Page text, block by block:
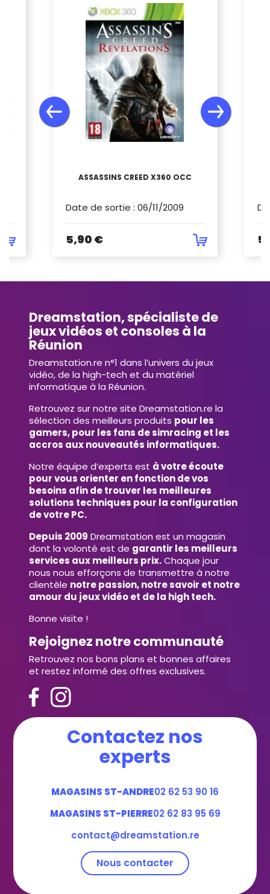
ASSASSINS CREED X360 OCC
Date de sortie : 06/11/2009
5,90 €
Dreamstation, spécialiste de
jeux vidéos et consoles à la
Réunion
Dreamstation.re n°1 dans l’univers du jeux
vidéo, de la high-tech et du matériel
informatique à la Réunion.
Retrouvez sur notre site Dreamstation.re la
sélection des meilleurs produits pour les
gamers, pour les fans de simracing et les
accros aux nouveautés informatiques.
Notre équipe d’experts est à votre écoute
pour vous orienter en fonction de vos
besoins afin de trouver les meilleures
solutions techniques pour la configuration
de votre PC.
Depuis 2009 Dreamstation est un magasin
dont la volonté est de garantir les meilleurs
services aux meilleurs prix.Chaque jour
nous nous efforçons de transmettre à notre
clientèle notre passion, notre savoir et notre
amour du jeux vidéo et de la high tech.
Bonne visite !
Rejoignez notre communauté
Retrouvez nos bons plans et bonnes affaires
et restez informé des offres exclusives.
Contactez nos
experts
MAGASINS ST-ANDRE02 62 53 90 16
MAGASINS ST-PIERRE02 62 83 95 69
contact@dreamstation.re
Nous contacter